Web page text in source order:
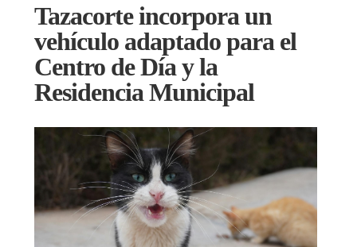
Tazacorte incorpora un
vehículo adaptado para el
Centro de Día y la
Residencia Municipal